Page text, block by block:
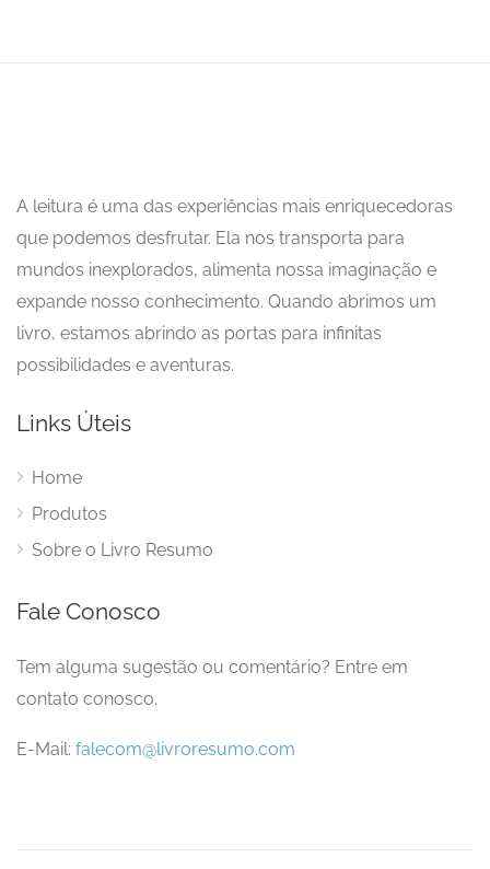
A leitura é uma das experiências mais enriquecedoras
que podemos desfrutar. Ela nos transporta para
mundos inexplorados, alimenta nossa imaginação e
expande nosso conhecimento. Quando abrimos um
livro, estamos abrindo as portas para infinitas
possibilidades e aventuras.
Links Úteis
Home
Produtos
Sobre o Livro Resumo
Fale Conosco
Tem alguma sugestão ou comentário? Entre em
contato conosco.
E-Mail: falecom@livroresumo.com